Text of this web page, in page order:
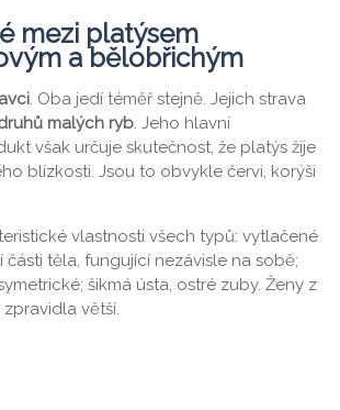
mezi platýsem
a bělobřichým
. Oba jedí téměř stejně. Jejich strava
malých ryb. Jeho hlavní
však určuje skutečnost, že platýs žije
blízkosti. Jsou to obvykle červi, korýši
vlastnosti všech typů: vytlačené
části těla, fungující nezávisle na sobě;
šikmá ústa, ostré zuby. Ženy z
větší.